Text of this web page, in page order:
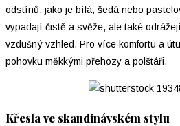
odstínů, jako je bílá, šedá nebo
vypadají čistě a svěže, ale také
vzdušný vzhled. Pro více komfortu a
pohovku měkkými přehozy a polštáři.
Křesla ve skandinávském stylu